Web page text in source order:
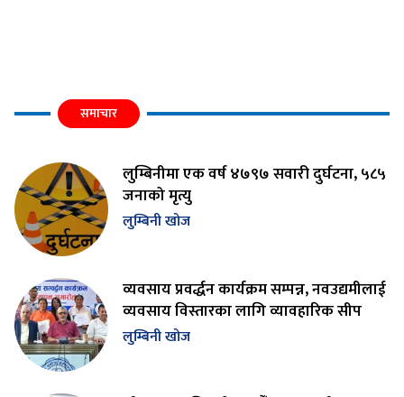
समाचार
लुम्बिनीमा एक वर्ष ४७९७ सवारी दुर्घटना, ५८५
जनाको मृत्यु
लुम्बिनी खोज
व्यवसाय प्रवर्द्धन कार्यक्रम सम्पन्न, नवउद्यमीलाई
व्यवसाय विस्तारका लागि व्यावहारिक सीप
लुम्बिनी खोज